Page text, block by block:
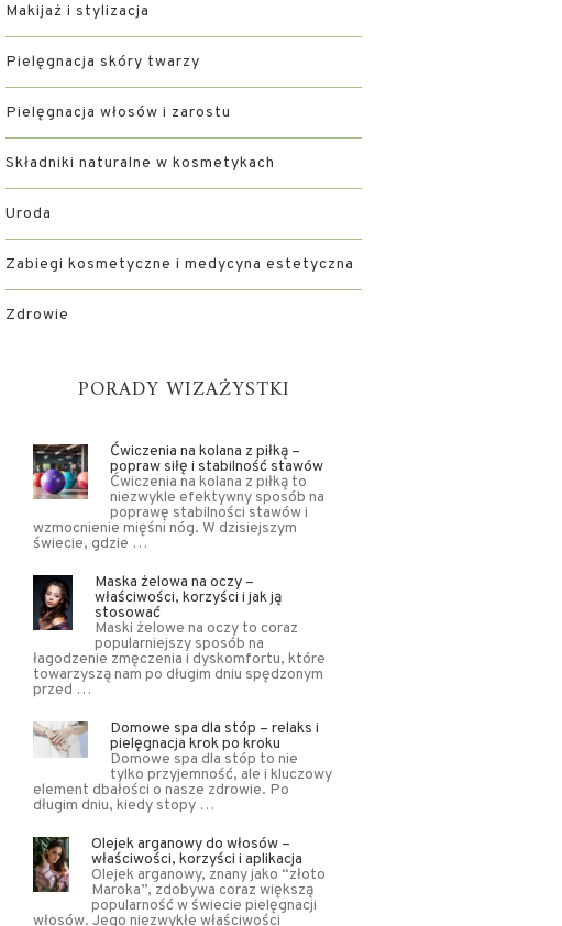
Makijaż i stylizacja
Pielęgnacja skóry twarzy
Pielęgnacja włosów i zarostu
Składniki naturalne w kosmetykach
Uroda
Zabiegi kosmetyczne i medycyna estetyczna
Zdrowie
PORADY WIZAŻYSTKI
Ćwiczenia na kolana z piłką –
popraw siłę i stabilność stawów
Ćwiczenia na kolana z piłką to
niezwykle efektywny sposób na
poprawę stabilności stawów i
wzmocnienie mięśni nóg. W dzisiejszym
świecie, gdzie …
Maska żelowa na oczy –
właściwości, korzyści i jak ją
stosować
Maski żelowe na oczy to coraz
popularniejszy sposób na
łagodzenie zmęczenia i dyskomfortu, które
towarzyszą nam po długim dniu spędzonym
przed …
Domowe spa dla stóp – relaks i
pielęgnacja krok po kroku
Domowe spa dla stóp to nie
tylko przyjemność, ale i kluczowy
element dbałości o nasze zdrowie. Po
długim dniu, kiedy stopy …
Olejek arganowy do włosów –
właściwości, korzyści i aplikacja
Olejek arganowy, znany jako “złoto
Maroka”, zdobywa coraz większą
popularność w świecie pielęgnacji
włosów. Jego niezwykłe właściwości